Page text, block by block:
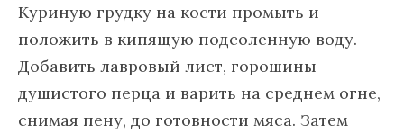
Куриную грудку на кости промыть и
положить в кипящую подсоленную воду.
Добавить лавровый лист, горошины
душистого перца и варить на среднем огне,
снимая пену, до готовности мяса. Затем